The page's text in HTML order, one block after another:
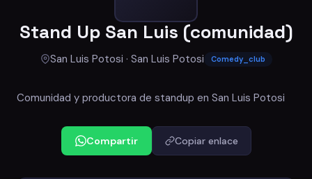
Stand Up San Luis (comunidad)
San Luis Potosi · San Luis Potosi Comedy_club
Comunidad y productora de standup en San Luis Potosi
Compartir Copiar enlace